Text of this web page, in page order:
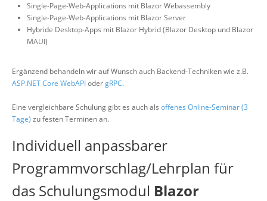
Single-Page-Web-Applications mit Blazor Webassembly
Single-Page-Web-Applications mit Blazor Server
Hybride Desktop-Apps mit Blazor Hybrid (Blazor Desktop und Blazor
MAUI)
Ergänzend behandeln wir auf Wunsch auch Backend-Techniken wie z.B.
ASP.NET Core WebAPIodergRPC.
Eine vergleichbare Schulung gibt es auch als offenes Online-Seminar (3
Tage) zu festen Terminen an.
Individuell anpassbarer
Programmvorschlag/Lehrplan für
das Schulungsmodul Blazor